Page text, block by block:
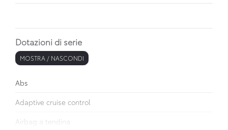
Dotazioni di serie
MOSTRA / NASCONDI
Abs
Adaptive cruise control
Airbag a tendina